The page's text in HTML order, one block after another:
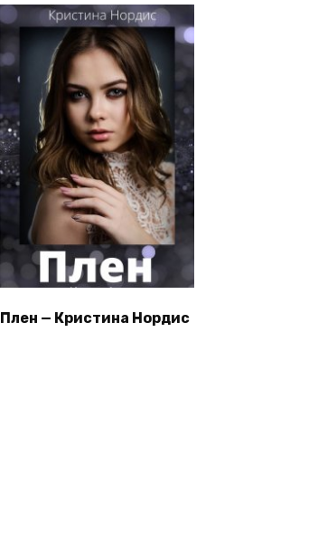
Плен — Кристина Нордис